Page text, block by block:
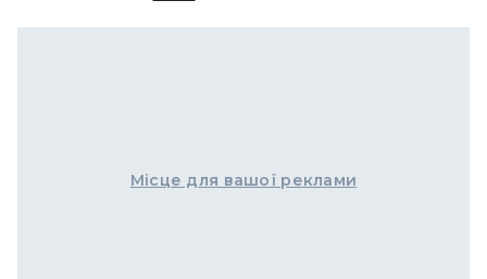
Місце для вашої реклами